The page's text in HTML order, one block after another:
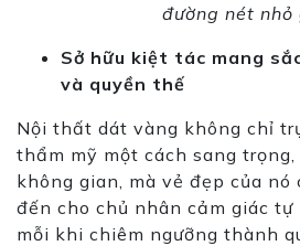
đường nét nhỏ
Sở hữu kiệt tác mang
và quyền thế
Nội thất dát vàng không chỉ
thẩm mỹ một cách sang
không gian, mà vẻ đẹp của nó
đến cho chủ nhân cảm giác tự
mỗi khi chiêm ngưỡng thành